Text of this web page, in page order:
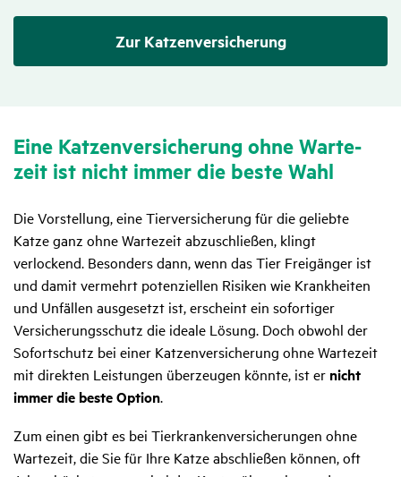
Zur Katzenversicherung
Eine Katzen­ver­si­che­rung ohne Warte­
zeit ist nicht immer die beste Wahl
Die Vorstellung, eine Tierversicherung für die geliebte
Katze ganz ohne Wartezeit abzuschließen, klingt
verlockend. Besonders dann, wenn das Tier Freigänger ist
und damit vermehrt potenziellen Risiken wie Krankheiten
und Unfällen ausgesetzt ist, erscheint ein sofortiger
Versicherungsschutz die ideale Lösung. Doch obwohl der
Sofortschutz bei einer Katzenversicherung ohne Wartezeit
mit direkten Leistungen überzeugen könnte, ist er nicht
immer die beste Option.
Zum einen gibt es bei Tierkrankenversicherungen ohne
Wartezeit, die Sie für Ihre Katze abschließen können, oft